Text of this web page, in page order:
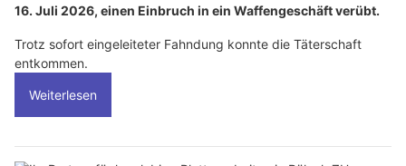
16. Juli 2026, einen Einbruch in ein Waffengeschäft verübt.
Trotz sofort eingeleiteter Fahndung konnte die Täterschaft
entkommen.
Weiterlesen